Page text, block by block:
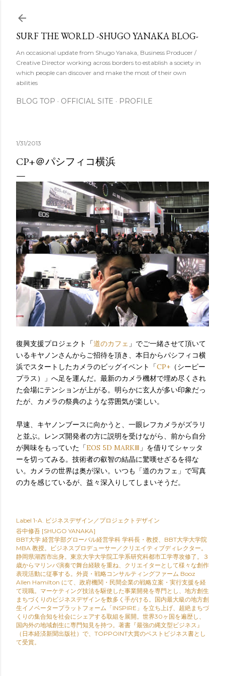
SURF THE WORLD -SHUGO YANAKA BLOG-
An occasional update from Shugo Yanaka, Business Producer /
Creative Director working across borders to establish a society in
which people can discover and make the most of their own
abilities
BLOG TOP OFFICIAL SITE PROFILE
1/31/2013
CP+＠パシフィコ横浜
復興支援プロジェクト「道のカフェ 」でご一緒させて頂いて
いるキヤノンさんからご招待を頂き、本日からパシフィコ横
浜でスタートしたカメラのビッグイベント「CP+ （シーピー
プラス）」へ足を運んだ。最新のカメラ機材で埋め尽くされ
た会場にテンションが上がる。明らかに玄人が多い印象だっ
たが、カメラの祭典のような雰囲気が楽しい。
早速、キヤノンブースに向かうと、一眼レフカメラがズラリ
と並ぶ。レンズ開発者の方に説明を受けながら、前から自分
が興味をもっていた「EOS 5D MARKⅢ 」を借りてシャッタ
ーを切ってみる。技術者の叡智の結晶に驚嘆せざるを得な
い。カメラの世界は奥が深い。いつも「道のカフェ」で写真
の力を感じているが、益々深入りしてしまいそうだ。
Label 1-A. ビジネスデザイン／プロジェクトデザイン
谷中修吾 [SHUGO YANAKA]
BBT大学 経営学部グローバル経営学科 学科長・教授、BBT大学大学院
MBA 教授。ビジネスプロデューサー／クリエイティブディレクター。
静岡県湖西市出身。東京大学大学院工学系研究科都市工学専攻修了。３
歳からマリンバ演奏で舞台経験を重ね、クリエイターとして様々な創作
表現活動に従事する。外資・戦略コンサルティングファーム Booz
Allen Hamilton にて、政府機関・民間企業の戦略立案・実行支援を経
て現職。マーケティング技法を駆使した事業開発を専門とし、地方創生
まちづくりのビジネスデザインを数多く手がける。国内最大級の地方創
生イノベータープラットフォーム「INSPIRE」を立ち上げ、超絶まちづ
くりの集合知を社会にシェアする取組を展開。世界30ヶ国を遍歴し、
国内外の地域創生に専門知見を持つ。著書『最強の縄文型ビジネス』
（日本経済新聞出版社）で、TOPPOINT大賞のベストビジネス書とし
て受賞。